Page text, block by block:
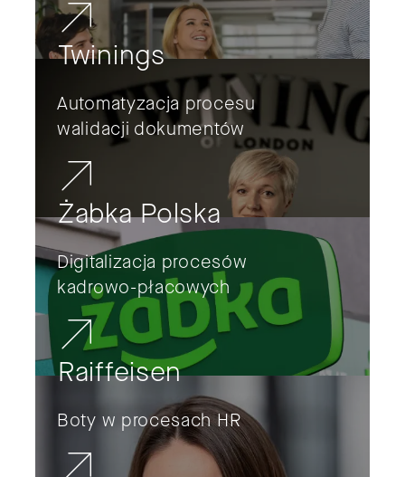
Twinings
Automatyzacja procesu
walidacji dokumentów
Żabka Polska
Digitalizacja procesów
kadrowo-płacowych
Raiffeisen
Boty w procesach HR